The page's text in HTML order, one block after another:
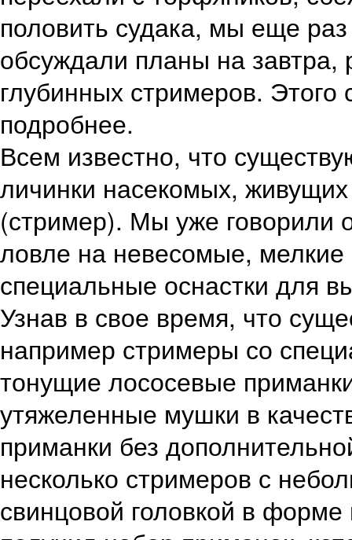
половить судака, мы еще
обсуждали планы на
глубинных стримеров. Этого
подробнее.
Всем известно, что
личинки насекомых,
(стример). Мы уже говорили
ловле на невесомые, мелкие
специальные оснастки для
Узнав в свое время, что
например стримеры со
тонущие лососевые
утяжеленные мушки в
приманки без
несколько стримеров с
свинцовой головкой в